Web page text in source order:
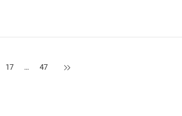
17 … 47 下一页